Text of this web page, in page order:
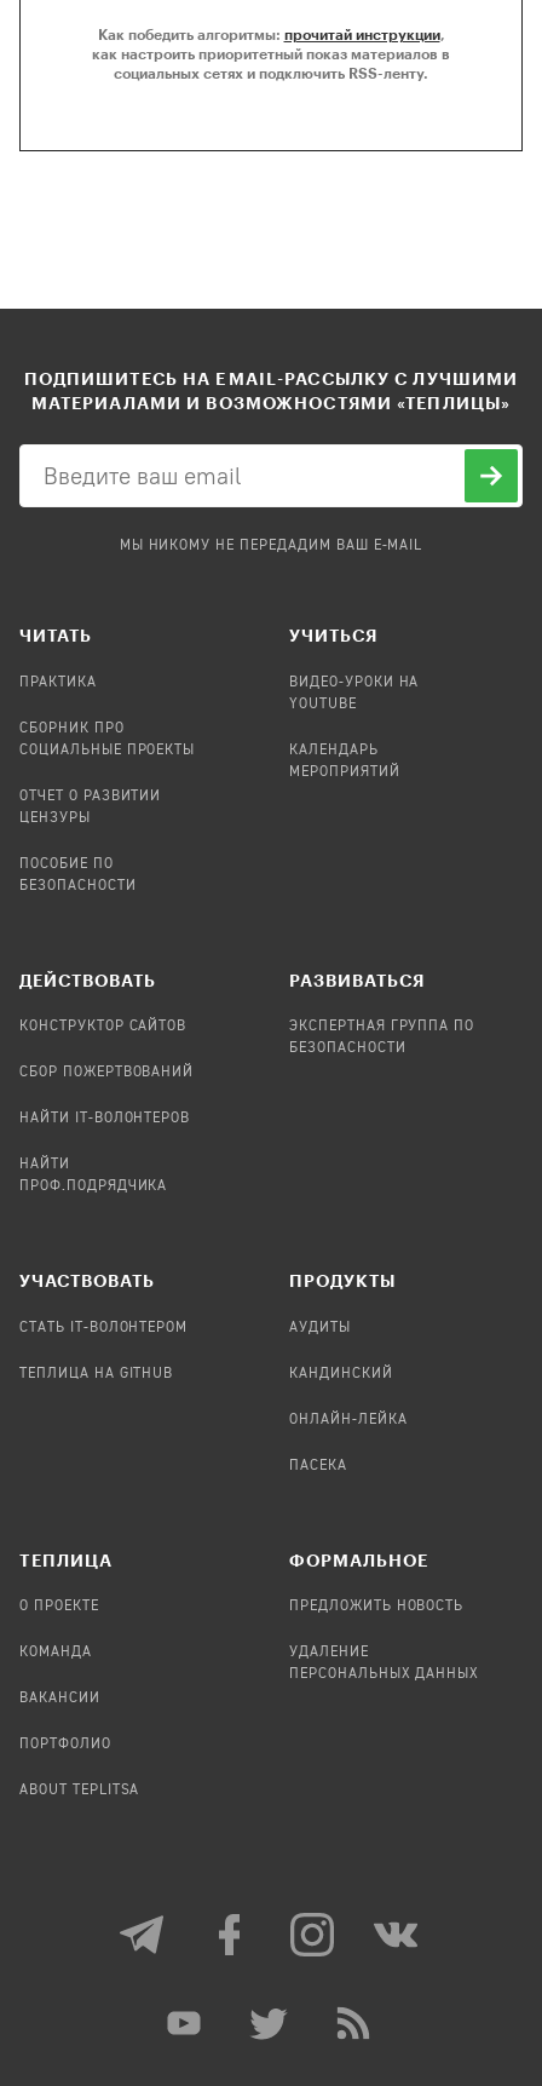
Как победить алгоритмы: прочитай инструкции,
как настроить приоритетный показ материалов в
социальных сетях и подключить RSS-ленту.
ПОДПИШИТЕСЬ НА EMAIL-РАССЫЛКУ С ЛУЧШИМИ
МАТЕРИАЛАМИ И ВОЗМОЖНОСТЯМИ «ТЕПЛИЦЫ»
МЫ НИКОМУ НЕ ПЕРЕДАДИМ ВАШ E-MAIL
ЧИТАТЬ
ПРАКТИКА
СБОРНИК ПРО
СОЦИАЛЬНЫЕ ПРОЕКТЫ
ОТЧЕТ О РАЗВИТИИ
ЦЕНЗУРЫ
ПОСОБИЕ ПО
БЕЗОПАСНОСТИ
УЧИТЬСЯ
ВИДЕО-УРОКИ НА
YOUTUBE
КАЛЕНДАРЬ
МЕРОПРИЯТИЙ
ДЕЙСТВОВАТЬ
КОНСТРУКТОР САЙТОВ
СБОР ПОЖЕРТВОВАНИЙ
НАЙТИ IT-ВОЛОНТЕРОВ
НАЙТИ
ПРОФ.ПОДРЯДЧИКА
РАЗВИВАТЬСЯ
ЭКСПЕРТНАЯ ГРУППА ПО
БЕЗОПАСНОСТИ
УЧАСТВОВАТЬ
СТАТЬ IT-ВОЛОНТЕРОМ
ТЕПЛИЦА НА GITHUB
ПРОДУКТЫ
АУДИТЫ
КАНДИНСКИЙ
ОНЛАЙН-ЛЕЙКА
ПАСЕКА
TЕПЛИЦА
О ПРОЕКТЕ
КОМАНДА
ВАКАНСИИ
ПОРТФОЛИО
ABOUT TEPLITSA
ФОРМАЛЬНОЕ
ПРЕДЛОЖИТЬ НОВОСТЬ
УДАЛЕНИЕ
ПЕРСОНАЛЬНЫХ ДАННЫХ